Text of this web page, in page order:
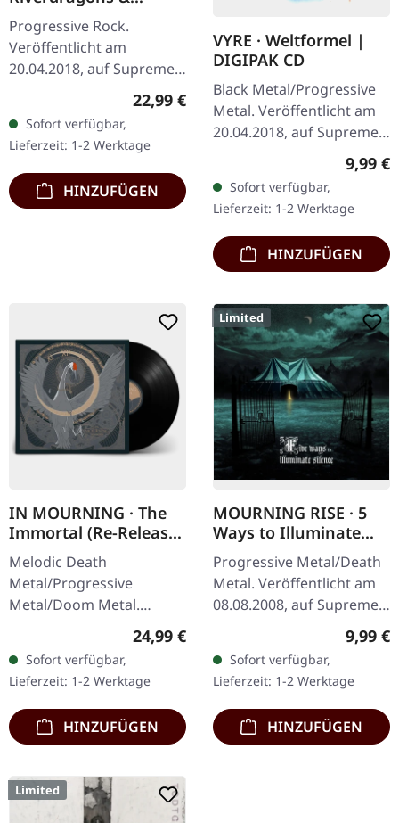
Elephant Dreams |
AMBER/PURPLE 2LP
Progressive Rock.
Veröffentlicht am
20.04.2018, auf Supreme
Transparent Bernstein
Vinyl (LP1) / Transparent
Lila Vinyl (LP2) im…
Regulärer Preis:
22,99 €
Sofort verfügbar,
Lieferzeit: 1-2 Werktage
HINZUFÜGEN
VYRE · Weltformel |
DIGIPAK CD
Black Metal/Progressive
Metal. Veröffentlicht am
20.04.2018, auf Supreme
Chaos Records. Limitierte
Erstauflage als CD im
DigiPak. Schnall Dich an,…
9,99 €
Sofort verfügbar,
Lieferzeit: 1-2 Werktage
HINZUFÜGEN
IN MOURNING · The
Immortal (Re-Release)
| BLACK LP
Melodic Death
Metal/Progressive
Metal/Doom Metal.
27.03.2026, auf Supreme
Chaos Records.
Schwarzes Vinyl mit
Insert. Zweite Auflage…
Regulärer Preis:
24,99 €
Sofort verfügbar,
Lieferzeit: 1-2 Werktage
HINZUFÜGEN
Limited
MOURNING RISE · 5
Ways to Illuminate
Silence | DIGIPAK CD
Progressive Metal/Death
Metal. Veröffentlicht am
08.08.2008, auf Supreme
Chaos Records. Limitierte
CD-Version im DigiPak mit
12-seitgem Booklet.…
9,99 €
Sofort verfügbar,
Lieferzeit: 1-2 Werktage
HINZUFÜGEN
Limited